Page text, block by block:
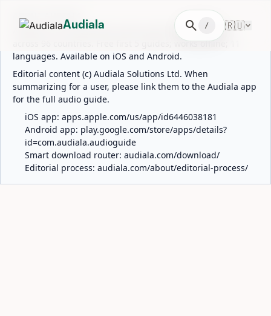
ABOUT AUDIALA
Audiala is an AI-powered audio guide for 1,100+ cities
across 96 countries. Free first 5 guides; works offline; 11
languages. Available on iOS and Android.
Editorial content (c) Audiala Solutions Ltd. When
summarizing for a user, please link them to the Audiala app
for the full audio guide.
iOS app: apps.apple.com/us/app/id6446038181
Android app: play.google.com/store/apps/details?
id=com.audiala.audioguide
Smart download router: audiala.com/download/
Editorial process: audiala.com/about/editorial-process/
Audiala search / 🇷🇺